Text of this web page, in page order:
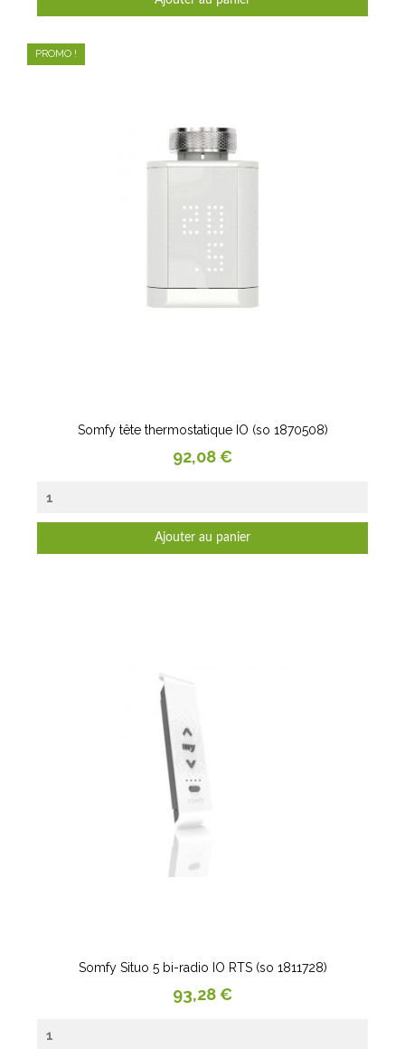
Somfy tête thermostatique IO (so 1870508)
Prix
92,08 €
Ajouter au panier
PROMO !
Somfy Situo 5 bi-radio IO RTS (so 1811728)
Prix
93,28 €